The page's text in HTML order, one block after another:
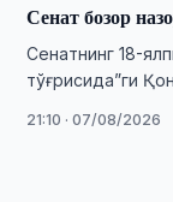
Сенат бозор
Сенатнинг 18-
тўғрисида”ги
21:10 · 07/08/2026